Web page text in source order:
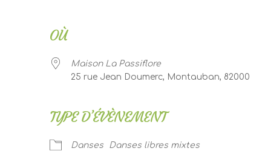
iCalendar
OÙ
Maison La Passiflore
25 rue Jean Doumerc, Montauban, 82000
TYPE D’ÉVÈNEMENT
Danses
Danses libres mixtes